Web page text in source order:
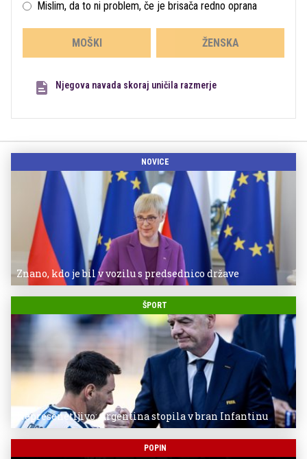
Mislim, da to ni problem, če je brisača redno oprana
MOŠKI ŽENSKA
Njegova navada skoraj uničila razmerje
NOVICE
Znano, kdo je bil v vozilu s predsednico države
ŠPORT
Nepresenetljivo: Argentina stopila v bran Infantinu
POPIN